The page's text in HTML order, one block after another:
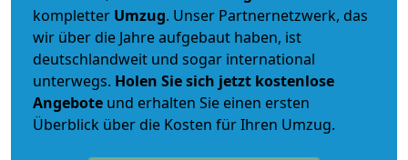
kompletter Umzug. Unser Partnernetzwerk, das
wir über die Jahre aufgebaut haben, ist
deutschlandweit und sogar international
unterwegs. Holen Sie sich jetzt kostenlose
Angebote und erhalten Sie einen ersten
Überblick über die Kosten für Ihren Umzug.